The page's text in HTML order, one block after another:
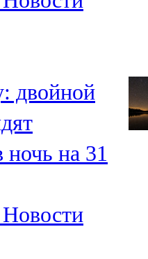
двойной
ночь на 31
Новости